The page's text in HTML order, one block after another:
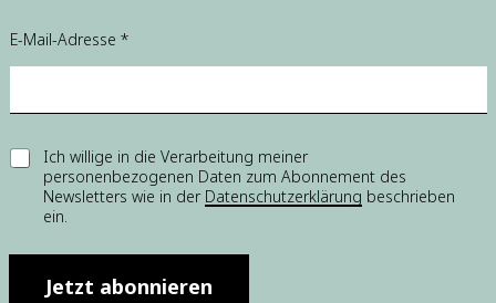
E
i
l
l
n
E-Mail-Adresse *
E
l
Ich willige in die Verarbeitung meiner
personenbezogenen Daten zum Abonnement des
Newsletters wie in der Datenschutzerklärung beschrieben
ein.
Jetzt abonnieren